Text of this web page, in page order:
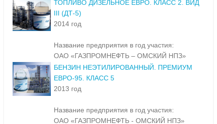
ТОПЛИВО ДИЗЕЛЬНОЕ ЕВРО. КЛАСС 2. ВИД
III (ДТ-5)
2014 год
Название предприятия в год участия:
ОАО «ГАЗПРОМНЕФТЬ – ОМСКИЙ НПЗ»
БЕНЗИН НЕЭТИЛИРОВАННЫЙ. ПРЕМИУМ
ЕВРО-95. КЛАСС 5
2013 год
Название предприятия в год участия:
ОАО «ГАЗПРОМНЕФТЬ - ОМСКИЙ НПЗ»